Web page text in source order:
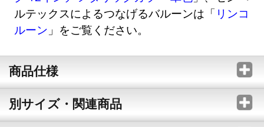
ルテックスによるつなげるバルーンは「 リンコ
ルーン 」をご覧ください。
商品仕様
別サイズ・関連商品